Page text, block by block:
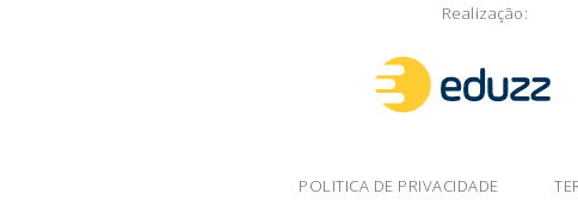
Realização:
POLITICA DE PRIVACIDADE